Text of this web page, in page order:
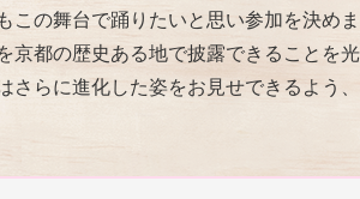
この舞台で踊りたいと思い参加を決めま
京都の歴史ある地で披露できることを光
さらに進化した姿をお見せできるよう、